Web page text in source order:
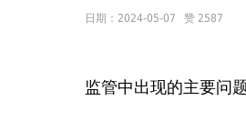
日期：2024-05-07 赞 2587
监管中出现的主要问